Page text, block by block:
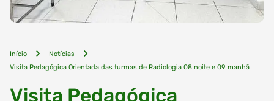
Início
Notícias
Visita Pedagógica Orientada das turmas de Radiologia 08 noite e 09 manhã
Visita Pedagógica